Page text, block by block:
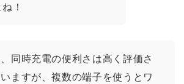
！
同時充電の便利さは高く評価さ
ますが、複数の端子を使うとワ